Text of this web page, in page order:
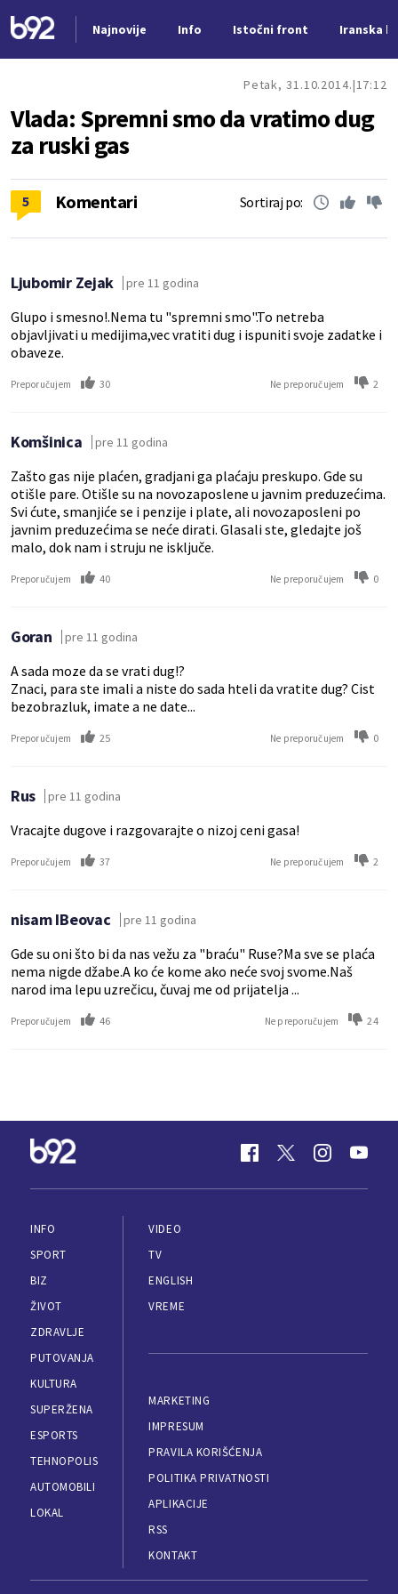
Najnovije Info Istočni front Iranska
Petak, 31.10.2014. 17:12
Vlada: Spremni smo da vratimo dug
za ruski gas
5 Komentari Sortiraj po:
Ljubomir Zejak pre 11 godina
Glupo i smesno!.Nema tu "spremni smo".To netreba
objavljivati u medijima,vec vratiti dug i ispuniti svoje zadatke i
obaveze.
Preporučujem 30 Ne preporučujem 2
Komšinica pre 11 godina
Zašto gas nije plaćen, gradjani ga plaćaju preskupo. Gde su
otišle pare. Otišle su na novozaposlene u javnim preduzećima.
Svi ćute, smanjiće se i penzije i plate, ali novozaposleni po
javnim preduzećima se neće dirati. Glasali ste, gledajte još
malo, dok nam i struju ne isključe.
Preporučujem 40 Ne preporučujem 0
Goran pre 11 godina
A sada moze da se vrati dug!?
Znaci, para ste imali a niste do sada hteli da vratite dug? Cist
bezobrazluk, imate a ne date...
Preporučujem 25 Ne preporučujem 0
Rus pre 11 godina
Vracajte dugove i razgovarajte o nizoj ceni gasa!
Preporučujem 37 Ne preporučujem 2
nisam IBeovac pre 11 godina
Gde su oni što bi da nas vežu za "braću" Ruse?Ma sve se plaća
nema nigde džabe.A ko će kome ako neće svoj svome.Naš
narod ima lepu uzrečicu, čuvaj me od prijatelja ...
Preporučujem 46 Ne preporučujem 24
INFO
SPORT
BIZ
ŽIVOT
ZDRAVLJE
PUTOVANJA
KULTURA
SUPERŽENA
ESPORTS
TEHNOPOLIS
AUTOMOBILI
LOKAL
VIDEO
TV
ENGLISH
VREME
MARKETING
IMPRESUM
PRAVILA KORIŠĆENJA
POLITIKA PRIVATNOSTI
APLIKACIJE
RSS
KONTAKT